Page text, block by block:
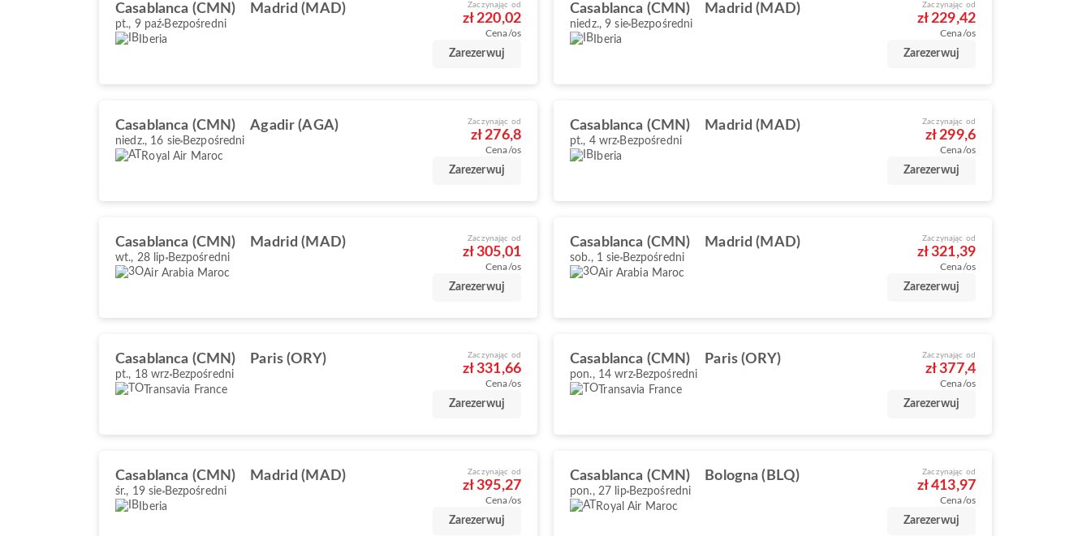
Casablanca (CMN) Madrid (MAD)
pt., 9 paź Bezpośredni
Iberia
Zaczynając od
zł 220,02
Cena/os
Zarezerwuj
Casablanca (CMN) Madrid (MAD)
niedz., 9 sie Bezpośredni
Iberia
Zaczynając od
zł 229,42
Cena/os
Zarezerwuj
Casablanca (CMN) Agadir (AGA)
niedz., 16 sie Bezpośredni
Royal Air Maroc
Zaczynając od
zł 276,8
Cena/os
Zarezerwuj
Casablanca (CMN) Madrid (MAD)
pt., 4 wrz Bezpośredni
Iberia
Zaczynając od
zł 299,6
Cena/os
Zarezerwuj
Casablanca (CMN) Madrid (MAD)
wt., 28 lip Bezpośredni
Air Arabia Maroc
Zaczynając od
zł 305,01
Cena/os
Zarezerwuj
Casablanca (CMN) Madrid (MAD)
sob., 1 sie Bezpośredni
Air Arabia Maroc
Zaczynając od
zł 321,39
Cena/os
Zarezerwuj
Casablanca (CMN) Paris (ORY)
pt., 18 wrz Bezpośredni
Transavia France
Zaczynając od
zł 331,66
Cena/os
Zarezerwuj
Casablanca (CMN) Paris (ORY)
pon., 14 wrz Bezpośredni
Transavia France
Zaczynając od
zł 377,4
Cena/os
Zarezerwuj
Casablanca (CMN) Madrid (MAD)
śr., 19 sie Bezpośredni
Iberia
Zaczynając od
zł 395,27
Cena/os
Zarezerwuj
Casablanca (CMN) Bologna (BLQ)
pon., 27 lip Bezpośredni
Royal Air Maroc
Zaczynając od
zł 413,97
Cena/os
Zarezerwuj